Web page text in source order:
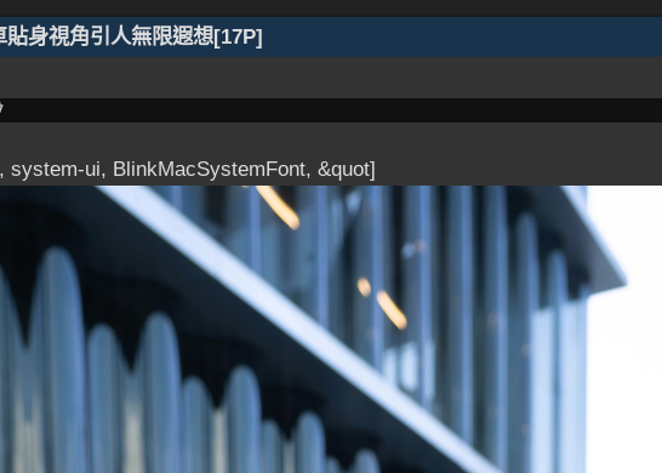
身視角引人無限遐想[17P]
system-ui, BlinkMacSystemFont, &quot]